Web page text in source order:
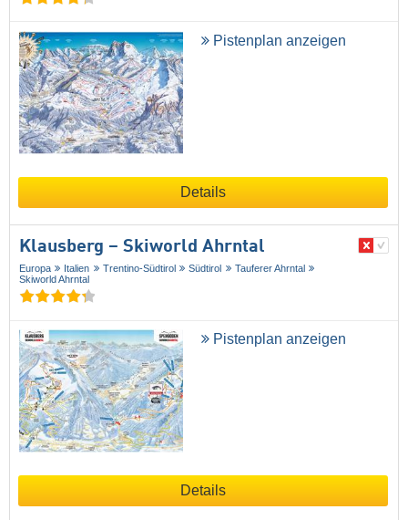
Pistenplan anzeigen
Details
Klausberg – Skiworld Ahrntal
Europa Italien Trentino-Südtirol Südtirol
Tauferer Ahrntal
Skiworld Ahrntal
Pistenplan anzeigen
Details